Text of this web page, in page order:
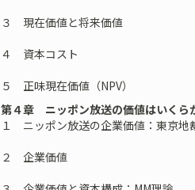
３ 現在価値と将来価値
４ 資本コスト
５ 正味現在価値（NPV）
第４章 ニッポン放送の価値はいくら
１ ニッポン放送の企業価値：東京地
２ 企業価値